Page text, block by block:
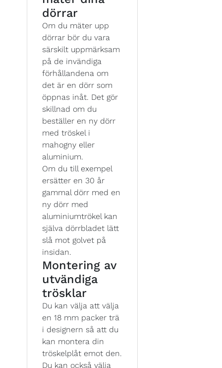
dörrar
Om du mäter upp
dörrar bör du vara
särskilt uppmärksam
på de invändiga
förhållandena om
det är en dörr som
öppnas inåt. Det gör
skillnad om du
beställer en ny dörr
med tröskel i
mahogny eller
aluminium.
Om du till exempel
ersätter en 30 år
gammal dörr med en
ny dörr med
aluminiumtrökel kan
själva dörrbladet lätt
slå mot golvet på
insidan.
Montering av
utvändiga
trösklar
Du kan välja att välja
en 18 mm packer trä
i designern så att du
kan montera din
tröskelplåt emot den.
Du kan också välja